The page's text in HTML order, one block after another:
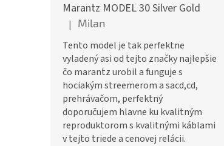
Marantz MODEL 30 Silver Gold
Hodnotenie produktu je 5 z 5 hviezdičiek.
| Milan
Tento model je tak perfektne
vyladený asi od tejto značky najlepšie
čo marantz urobil a funguje s
hociakým streemerom a sacd,cd,
prehrávačom, perfektný
doporučujem hlavne ku kvalitným
reproduktorom s kvalitnými káblami
v tejto triede a cenovej relácii.